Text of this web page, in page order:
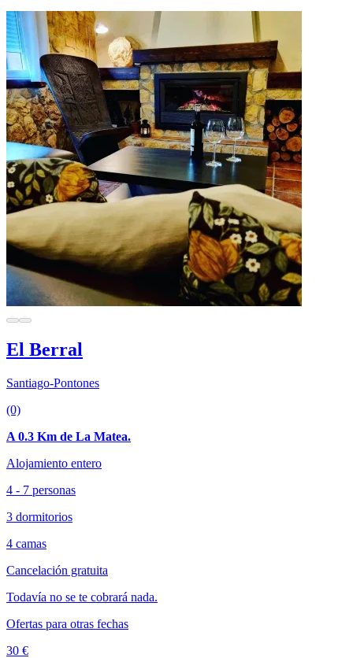
El Berral
Santiago-Pontones
(0)
A 0.3 Km de La Matea.
Alojamiento entero
4 - 7 personas
3 dormitorios
4 camas
Cancelación gratuita
Todavía no se te cobrará nada.
Ofertas para otras fechas
30 €